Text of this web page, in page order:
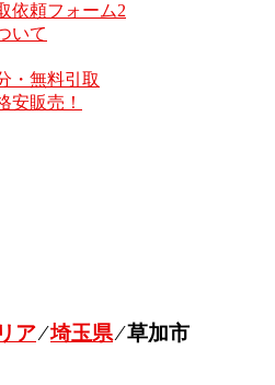
依頼フォーム2
いて
・無料引取
安販売！
ア⁄埼玉県⁄草加市